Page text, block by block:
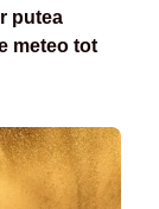
putea
meteo tot